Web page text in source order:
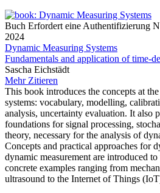
Buch Erfordert eine Authentifizierung
2024
Dynamic Measuring Systems
Fundamentals and application of time-
Sascha Eichstädt
Mehr Zitieren
This book introduces the concepts at
systems: vocabulary, modelling,
analysis, uncertainty evaluation. It also
foundations for signal processing,
theory, necessary for the analysis of
Concepts and practical approaches for
dynamic measurement are introduced
concrete examples ranging from
ultrasound to the Internet of Things